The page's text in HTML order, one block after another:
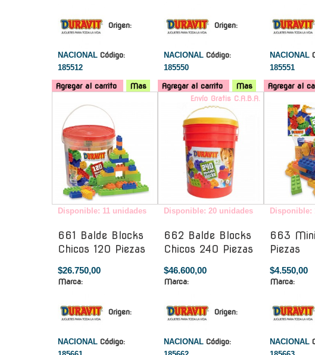
Origen:
NACIONAL Código:
185512
Agregar al carrito Mas
Origen:
NACIONAL Código:
185550
Agregar al carrito Mas
NACIONAL
185551
Agregar al
Disponible: 11 unidades
661 Balde Blocks
Chicos 120 Piezas
$26.750,00
Marca:
Origen:
NACIONAL Código:
Envío Gratis C.A.B.A.
Disponible: 20 unidades
662 Balde Blocks
Chicos 240 Piezas
$46.600,00
Marca:
Origen:
NACIONAL Código:
Disponible:
663
Piezas
$4.550,00
Marca:
NACIONAL